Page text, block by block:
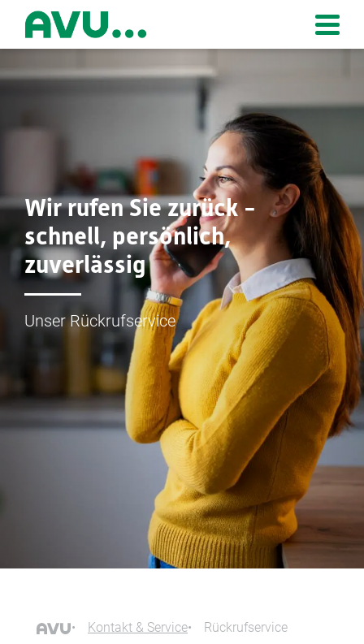
Zur Startseite
Wir rufen Sie zurück -
schnell, persönlich,
zuverlässig
Unser Rückrufservice
Kontakt & Service Rückrufservice